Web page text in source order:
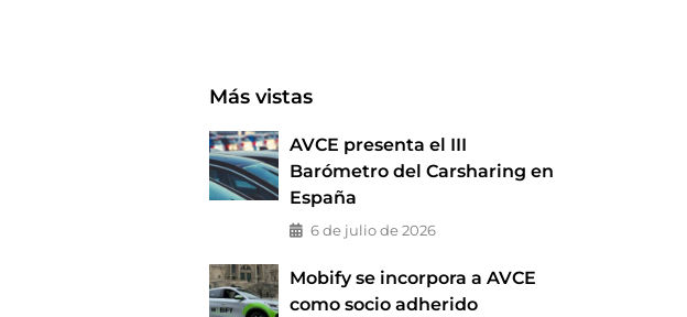
Más vistas
AVCE presenta el III
Barómetro del Carsharing en
España
6 de julio de 2026
Mobify se incorpora a AVCE
como socio adherido